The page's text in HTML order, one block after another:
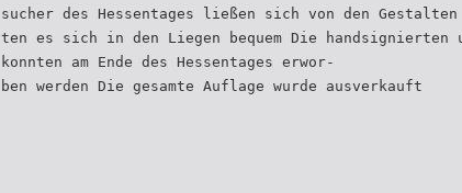
sucher des Hessentages ließen sich von den
ten es sich in den Liegen bequem Die handsignierten
konnten am Ende des Hessentages erwor-
ben werden Die gesamte Auflage wurde ausverkauft